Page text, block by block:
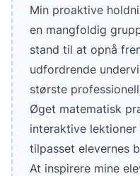
Min proaktive
en mangfoldig
stand til at opnå
udfordrende
største
Øget matematisk
interaktive
tilpasset elevernes
At inspirere mine